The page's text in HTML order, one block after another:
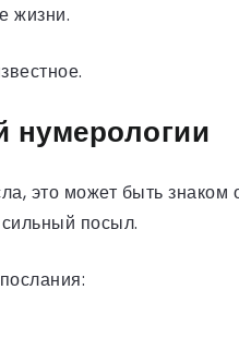
жизни.
нумерологии
это может быть знаком
посыл.